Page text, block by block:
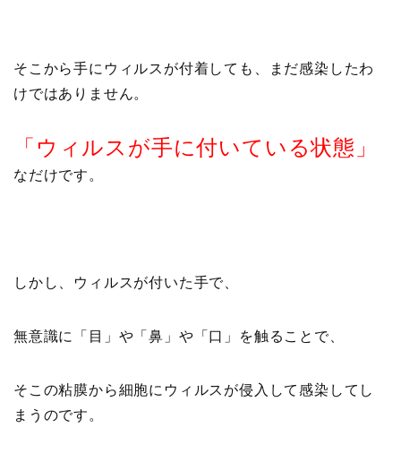
そこから手にウィルスが付着しても、まだ感染したわ
けではありません。
「ウィルスが手に付いている状態」
なだけです。
しかし、ウィルスが付いた手で、
無意識に「目」や「鼻」や「口」を触ることで、
そこの粘膜から細胞にウィルスが侵入して感染してし
まうのです。